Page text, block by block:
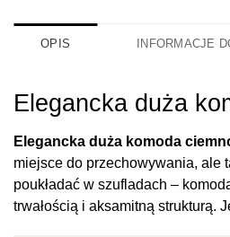
OPIS INFORMACJE
Elegancka duża
Elegancka duża komoda
miejsce do przechowywania, ale
poukładać w szufladach –
trwałością i aksamitną strukturą.